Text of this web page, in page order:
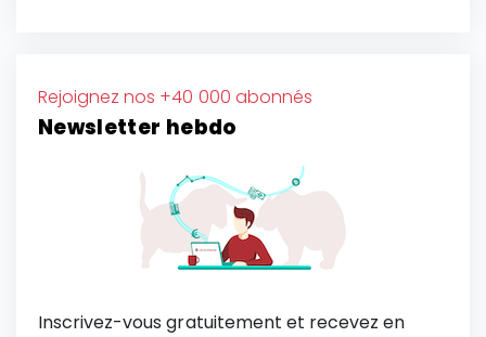
Rejoignez nos +40 000 abonnés
Newsletter hebdo
Inscrivez-vous gratuitement et recevez en